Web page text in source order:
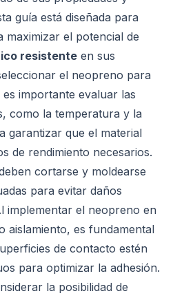
guía está diseñada para
maximizar el potencial de
resistente en sus
el neopreno para
importante evaluar las
como la temperatura y la
garantizar que el material
de rendimiento necesarios.
cortarse y moldearse
para evitar daños
implementar el neopreno en
aislamiento, es fundamental
de contacto estén
para optimizar la adhesión.
la posibilidad de